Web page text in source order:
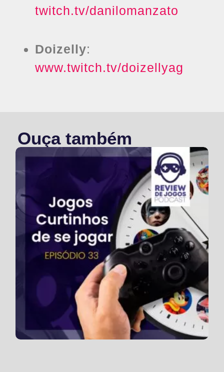
twitch.tv/danilomanzato
Doizelly:
www.twitch.tv/doizellyag
Ouça também